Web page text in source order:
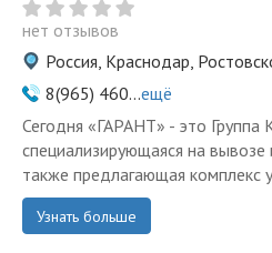
нет отзывов
Россия, Краснодар,
8(965) 460...ещё
Сегодня «ГАРАНТ» - это Группа
специализирующаяся на
также предлагающая комплекс
Узнать больше